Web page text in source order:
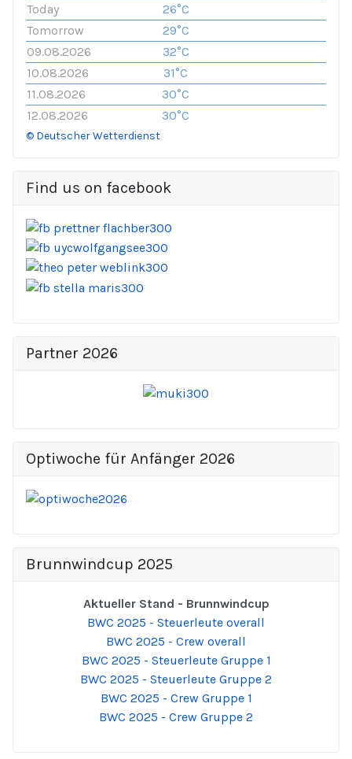
Today
26°C
Tomorrow
29°C
09.08.2026
32°C
10.08.2026
31°C
11.08.2026
30°C
12.08.2026
30°C
© Deutscher Wetterdienst
Find us on facebook
Partner 2026
Optiwoche für Anfänger 2026
Brunnwindcup 2025
Aktueller Stand - Brunnwindcup
BWC 2025 - Steuerleute overall
BWC 2025 - Crew overall
BWC 2025 - Steuerleute Gruppe 1
BWC 2025 - Steuerleute Gruppe 2
BWC 2025 - Crew Gruppe 1
BWC 2025 - Crew Gruppe 2